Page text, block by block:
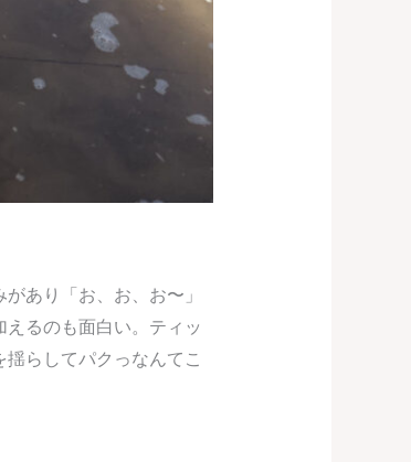
あり「お、お、お〜」
るのも面白い。ティッ
らしてパクっなんてこ